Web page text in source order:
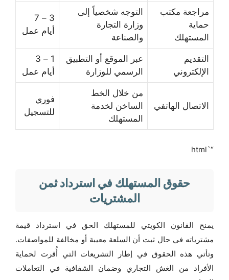
مراجعة مكتب
حماية
المستهلك
التوجه شخصياً إلى
وزارة التجارة
والصناعة
3 – 7
أيام عمل
التقديم
الإلكتروني
عبر الموقع أو التطبيق
الرسمي للوزارة
1 – 3
أيام عمل
الاتصال الهاتفي
من خلال الخط
الساخن لخدمة
المستهلك
فوري
للتسجيل
“`html
حقوق المستهلك في استرداد ثمن
المشتريات
يمنح القانون الكويتي للمستهلك الحق في استرداد قيمة
مشترياته في حال ثبت أن السلعة معيبة أو مخالفة للمواصفات.
وتأتي هذه الحقوق في إطار التشريعات التي أُقرت لحماية
الأفراد من الغش التجاري وضمان الشفافية في التعاملات